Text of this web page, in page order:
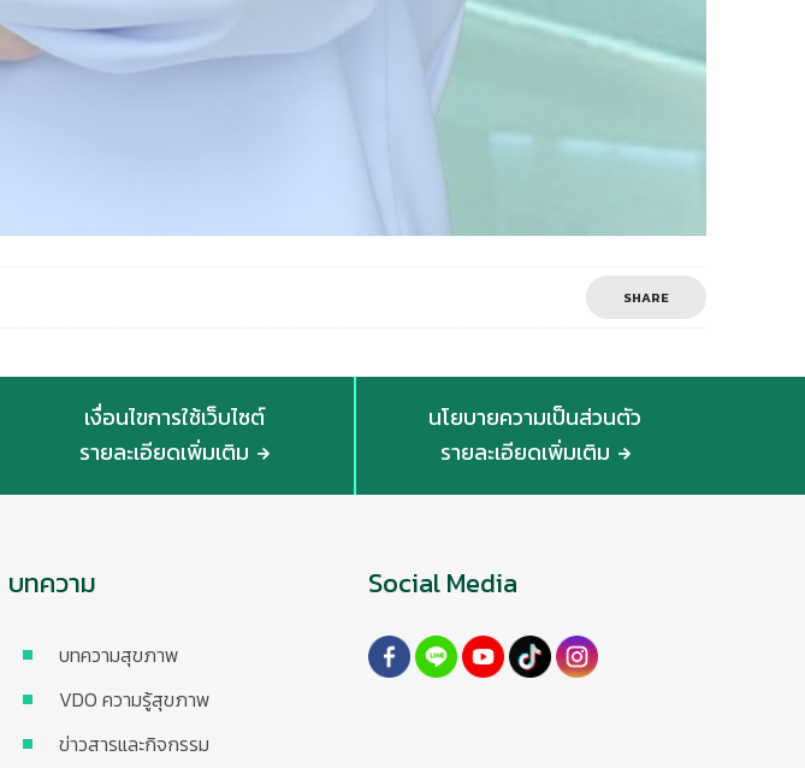
SHARE
เงื่อนไขการใช้เว็บไซต์
รายละเอียดเพิ่มเติม
นโยบายความเป็นส่วนตัว
รายละเอียดเพิ่มเติม
บทความ
บทความสุขภาพ
VDO ความรู้สุขภาพ
ข่าวสารและกิจกรรม
Social Media